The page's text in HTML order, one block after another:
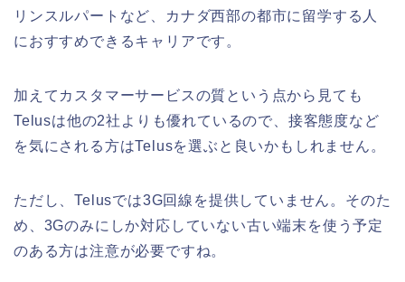
リンスルパートなど、カナダ西部の都市に留学する人
におすすめできるキャリアです。
加えてカスタマーサービスの質という点から見ても
Telusは他の2社よりも優れているので、接客態度など
を気にされる方はTelusを選ぶと良いかもしれません。
ただし、Telusでは3G回線を提供していません。そのた
め、3Gのみにしか対応していない古い端末を使う予定
のある方は注意が必要ですね。